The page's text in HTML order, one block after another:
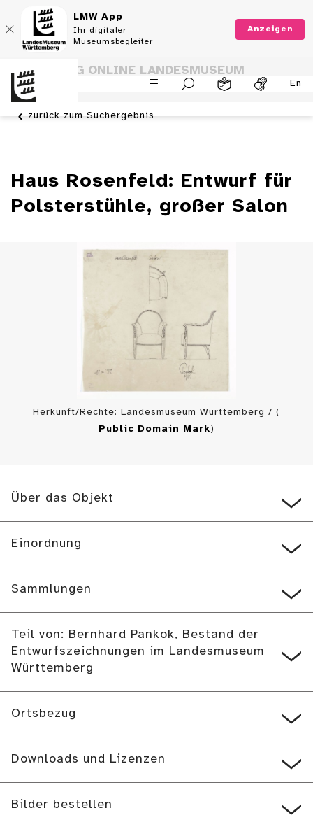
LMW App
Ihr digitaler
Museumsbegleiter
Anzeigen
En
SAMMLUNG ONLINE LANDESMUSEUM
WÜRTTEMBERG
zurück zum Suchergebnis
Haus Rosenfeld: Entwurf für
Polsterstühle, großer Salon
Herkunft/Rechte: Landesmuseum Württemberg / (
Public Domain Mark)
Über das Objekt
Einordnung
Sammlungen
Teil von: Bernhard Pankok, Bestand der
Entwurfszeichnungen im Landesmuseum
Württemberg
Ortsbezug
Downloads und Lizenzen
Bilder bestellen